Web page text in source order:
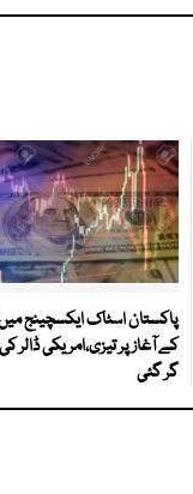
پاکستان اسٹاک ایکسچینج میں
کے آغاز پر تیزی،امریکی ڈالر
گر گئی